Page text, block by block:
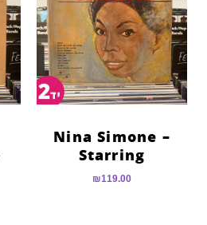
Nina Simone –
Starring
₪119.00